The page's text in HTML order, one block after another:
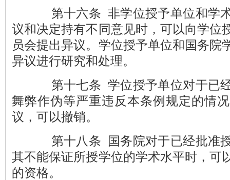
第十六条 非学位授予单位和学术
议和决定持有不同意见时，可以向学位
员会提出异议。学位授予单位和国务院
异议进行研究和处理。
第十七条 学位授予单位对于已经
舞弊作伪等严重违反本条例规定的情
议，可以撤销。
第十八条 国务院对于已经批准授
其不能保证所授学位的学术水平时，可
的资格。